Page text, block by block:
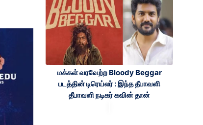
மக்கள் வரவேற்ற Bloody Beggar
படத்தின் டிரெய்லர் : இந்த தீபாவளி
தீபாவளி நடிகர் கவின் தான்